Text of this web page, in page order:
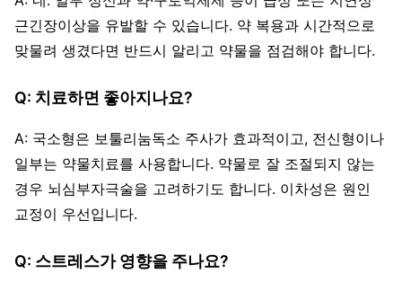
근긴장이상을 유발할 수 있습니다. 약 복용과 시간적으로
맞물려 생겼다면 반드시 알리고 약물을 점검해야 합니다.
Q: 치료하면 좋아지나요?
A: 국소형은 보툴리눔독소 주사가 효과적이고, 전신형이나
일부는 약물치료를 사용합니다. 약물로 잘 조절되지 않는
경우 뇌심부자극술을 고려하기도 합니다. 이차성은 원인
교정이 우선입니다.
Q: 스트레스가 영향을 주나요?